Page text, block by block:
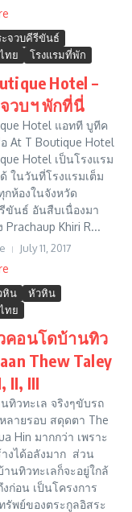
ะจวบคีรีขันธ์
ทย
โรงแรมที่พัก
Hotel –
วบฯ พักที่นี่
Hotel แอทที บูทีค
At T Boutique Hotel
Hotel เป็นโรงแรม
ด้ ในวันที่โรงแรมเต็ม
กห้องในจังหวัด
ขันธ์ อันสืบเนื่องมา
Prachaup Khiri R...
July 11, 2017
หิน
หัวหิน
ทย
คอนโดบ้านทิว
Thew Taley
II, III
ทิวทะเล จริงๆขับรถ
ลายรอบ สดุดตา The
Hin มากกว่า เพราะ
งได้อลังมาก ส่วน
านทิวทะเลก็จะอยู่ใกล้
ก่อน เป็นโครงการ
รัพย์ของตระกูลอิสระ